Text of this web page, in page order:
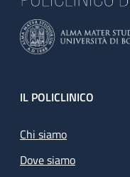
Footer
IL POLICLINICO
Chi siamo
Dove siamo